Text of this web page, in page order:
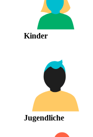
Kinder
Jugendliche